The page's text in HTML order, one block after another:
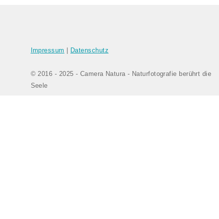
Impressum Datenschutz
© 2016 - 2025 - Camera Natura - Naturfotografie berührt die
Seele